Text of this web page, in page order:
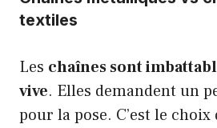
textiles
Les chaînes sont
vive. Elles demandent un
pour la pose. C’est le choix